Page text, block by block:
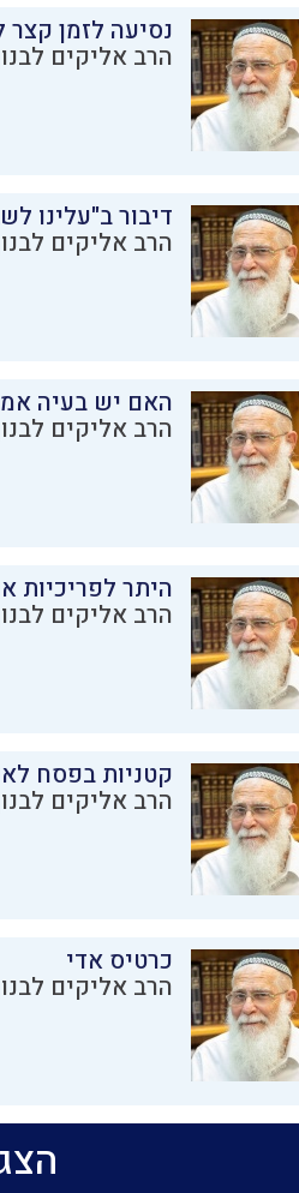
נסיעה לזמן קצר
הרב אליקים
דיבור ב"עלינו
הרב אליקים
האם יש בעיה
הרב אליקים
היתר לפריכיות
הרב אליקים
קטניות בפסח
הרב אליקים
כרטיס אדי
הרב אליקים